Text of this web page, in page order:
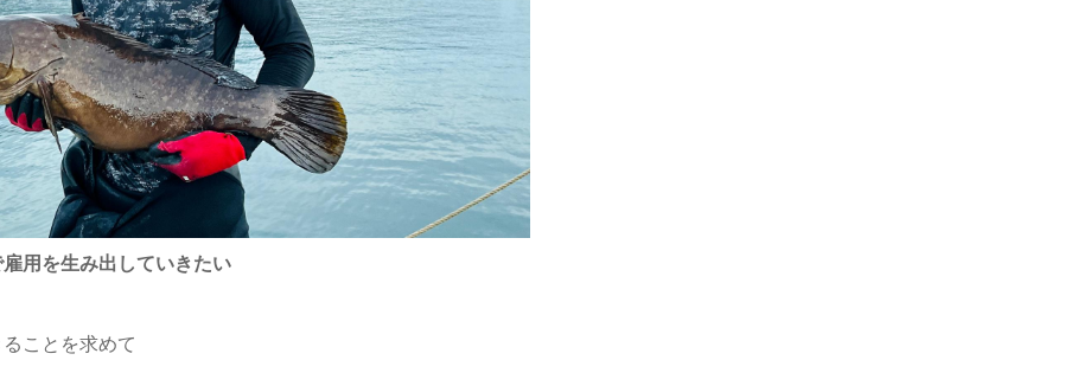
用を生み出していきたい
ことを求めて